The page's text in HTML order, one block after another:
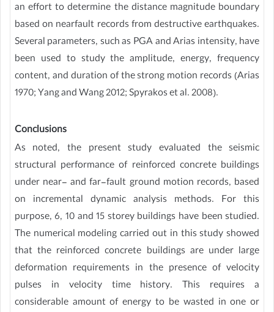
an effort to determine the distance magnitude boundary
based on nearfault records from destructive earthquakes.
Several parameters, such as PGA and Arias intensity, have
been used to study the amplitude, energy, frequency
content, and duration of the strong motion records (Arias
1970; Yang and Wang 2012; Spyrakos et al. 2008).
Conclusions
As noted, the present study evaluated the seismic
structural performance of reinforced concrete buildings
under near- and far-fault ground motion records, based
on incremental dynamic analysis methods. For this
purpose, 6, 10 and 15 storey buildings have been studied.
The numerical modeling carried out in this study showed
that the reinforced concrete buildings are under large
deformation requirements in the presence of velocity
pulses in velocity time history. This requires a
considerable amount of energy to be wasted in one or